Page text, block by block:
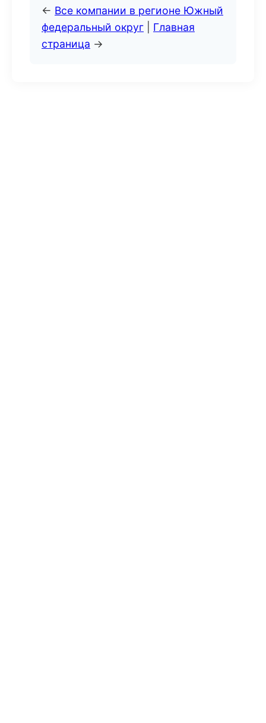
← Все компании в регионе Южный
федеральный округ
Главная
страница →